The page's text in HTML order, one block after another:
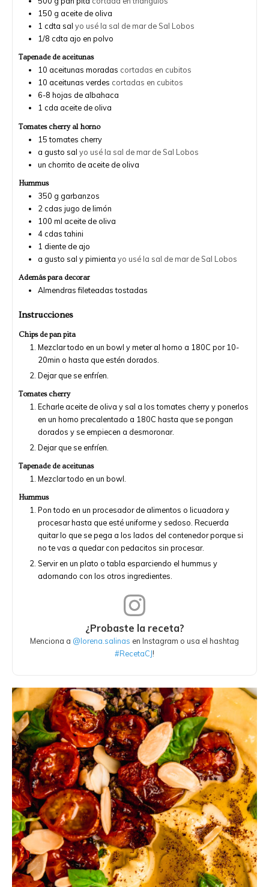
150 g aceite de oliva
1 cdta sal yo usé la sal de mar de Sal Lobos
1/8 cdta ajo en polvo
Tapenade de aceitunas
10 aceitunas moradas cortadas en cubitos
10 aceitunas verdes cortadas en cubitos
6-8 hojas de albahaca
1 cda aceite de oliva
Tomates cherry al horno
15 tomates cherry
a gusto sal yo usé la sal de mar de Sal Lobos
un chorrito de aceite de oliva
Hummus
350 g garbanzos
2 cdas jugo de limón
100 ml aceite de oliva
4 cdas tahini
1 diente de ajo
a gusto sal y pimienta yo usé la sal de mar de Sal Lobos
Además para decorar
Almendras fileteadas tostadas
Instrucciones
Chips de pan pita
Mezclar todo en un bowl y meter al horno a 180C por 10-
20min o hasta que estén dorados.
Dejar que se enfríen.
Tomates cherry
Echarle aceite de oliva y sal a los tomates cherry y ponerlos
en un horno precalentado a 180C hasta que se pongan
dorados y se empiecen a desmoronar.
Dejar que se enfríen.
Tapenade de aceitunas
Mezclar todo en un bowl.
Hummus
Pon todo en un procesador de alimentos o licuadora y
procesar hasta que esté uniforme y sedoso. Recuerda
quitar lo que se pega a los lados del contenedor porque si
no te vas a quedar con pedacitos sin procesar.
Servir en un plato o tabla esparciendo el hummus y
adornando con los otros ingredientes.
¿Probaste la receta?
Menciona a @lorena.salinas en Instagram o usa el hashtag
#RecetaCJ!